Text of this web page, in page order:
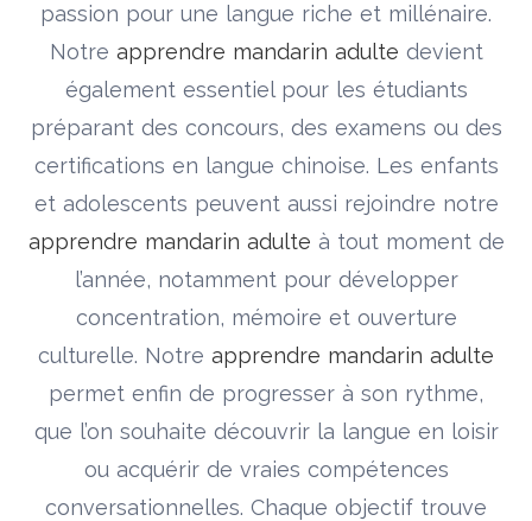
passion pour une langue riche et millénaire.
Notre apprendre mandarin adulte devient
également essentiel pour les étudiants
préparant des concours, des examens ou des
certifications en langue chinoise. Les enfants
et adolescents peuvent aussi rejoindre notre
apprendre mandarin adulte à tout moment de
l’année, notamment pour développer
concentration, mémoire et ouverture
culturelle. Notre apprendre mandarin adulte
permet enfin de progresser à son rythme,
que l’on souhaite découvrir la langue en loisir
ou acquérir de vraies compétences
conversationnelles. Chaque objectif trouve